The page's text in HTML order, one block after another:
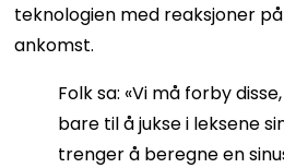
teknologien med reaksjoner
ankomst.
Folk sa: «Vi må forby
bare til å jukse i leksene
trenger å beregne en